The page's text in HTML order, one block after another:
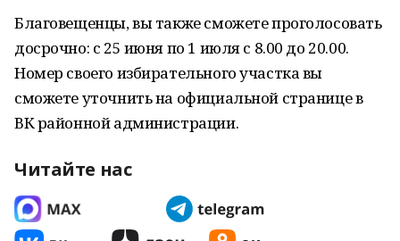
Благовещенцы, вы также сможете проголосовать
досрочно: с 25 июня по 1 июля с 8.00 до 20.00.
Номер своего избирательного участка вы
сможете уточнить на официальной странице в
ВК районной администрации.
Читайте нас